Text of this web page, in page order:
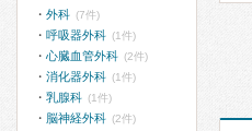
外科 (7件)
呼吸器外科 (1件)
心臓血管外科 (2件)
消化器外科 (1件)
乳腺科 (1件)
脳神経外科 (2件)